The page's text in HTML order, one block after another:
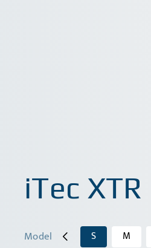
iTec XTR
Model S M